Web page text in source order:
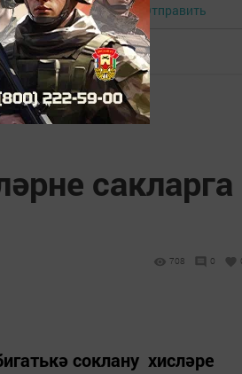
Отправить
сакларга
708 0
соклану хисләре